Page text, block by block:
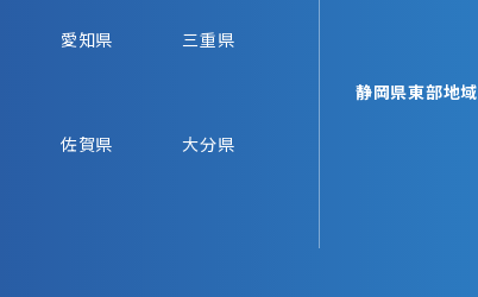
愛知県 三重県
佐賀県 大分県
静岡県東部地域